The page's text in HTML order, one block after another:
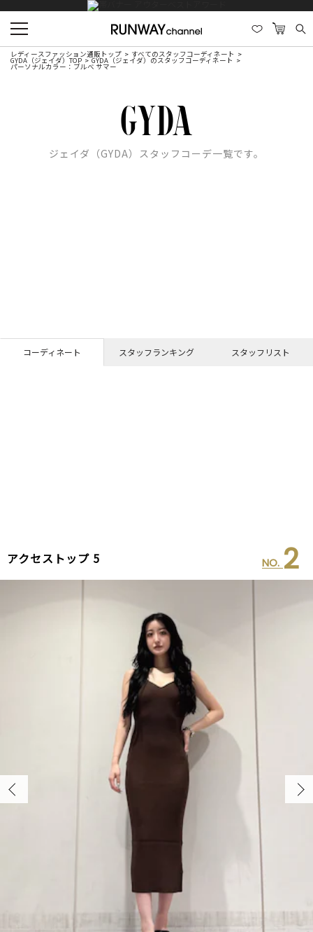
レディースファッション通販トップ すべてのスタッフコーディネート
GYDA（ジェイダ）TOP GYDA（ジェイダ）のスタッフコーディネート
パーソナルカラー：ブルべ サマー
ジェイダ（GYDA）スタッフコーデ一覧です。
コーディネート スタッフランキング スタッフリスト
アクセストップ 5 NO. 2